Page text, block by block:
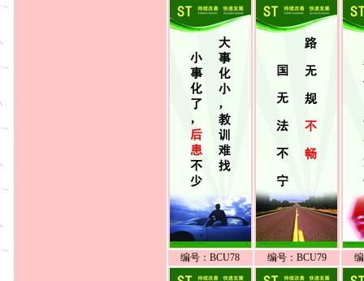
编号：BCU78 编号：BCU79